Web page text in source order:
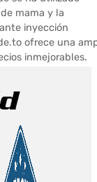
mama y la
inyección
ofrece una
inmejorables.